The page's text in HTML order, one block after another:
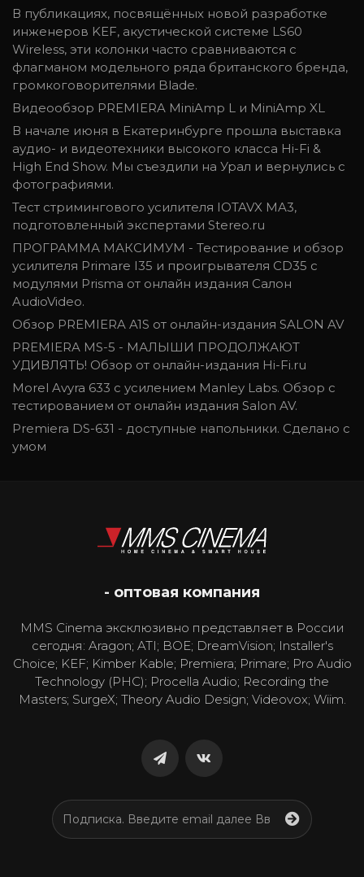
В публикациях, посвящённых новой разработке
инженеров KEF, акустической системе LS60
Wireless, эти колонки часто сравниваются с
флагманом модельного ряда британского бренда,
громкоговорителями Blade.
Видеообзор PREMIERA MiniAmp L и MiniAmp XL
В начале июня в Екатеринбурге прошла выставка
аудио- и видеотехники высокого класса Hi-Fi &
High End Show. Мы съездили на Урал и вернулись с
фотографиями.
Тест стримингового усилителя IOTAVX MA3,
подготовленный экспертами Stereo.ru
ПРОГРАММА МАКСИМУМ - Тестирование и обзор
усилителя Primare I35 и проигрывателя CD35 c
модулями Prisma от онлайн издания Салон
AudioVideo.
Обзор PREMIERA A1S от онлайн-издания SALON AV
PREMIERA MS-5 - МАЛЫШИ ПРОДОЛЖАЮТ
УДИВЛЯТЬ! Обзор от онлайн-издания Hi-Fi.ru
Morel Avyra 633 с усилением Manley Labs. Обзор с
тестированием от онлайн издания Salon AV.
Premiera DS-631 - доступные напольники. Cделано с
умом
- оптовая компания
MMS Cinema эксклюзивно представляет в России
сегодня: Aragon; ATI; BOE; DreamVision; Installer's
Choice; KEF; Kimber Kable; Premiera; Primare; Pro Audio
Technology (PHC); Procella Audio; Recording the
Masters; SurgeX; Theory Audio Design; Videovox; Wiim.